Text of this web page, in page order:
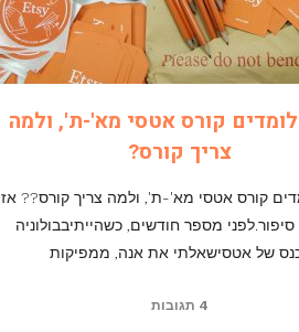
קורס אטסי מא'-ת', ולמה
צריך קורס?
קורס אטסי מא'-ת', ולמה צריך קורס?? אז
מספר חודשים, כשהייתיבבולוניה
של אטסישאלתי את אנה, ממפיקות
4 תגובות